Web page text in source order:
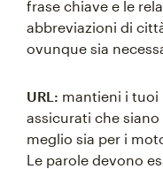
frase chiave e le
abbreviazioni di
ovunque sia
URL: mantieni i tuoi
assicurati che
meglio sia per i
Le parole devono